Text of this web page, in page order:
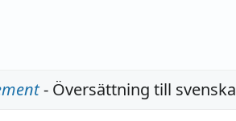
- Översättning till svenska